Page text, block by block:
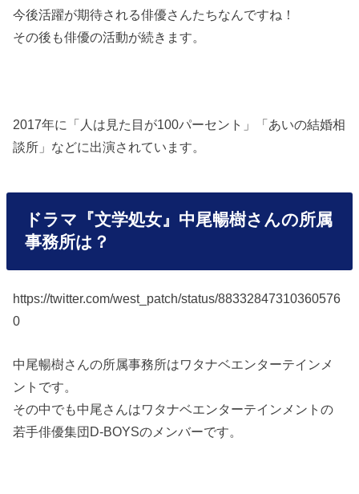
今後活躍が期待される俳優さんたちなんですね！
その後も俳優の活動が続きます。
2017年に「人は見た目が100パーセント」「あいの結婚相
談所」などに出演されています。
ドラマ『文学処女』中尾暢樹さんの所属
事務所は？
https://twitter.com/west_patch/status/88332847310360576
0
中尾暢樹さんの所属事務所はワタナベエンターテインメ
ントです。
その中でも中尾さんはワタナベエンターテインメントの
若手俳優集団D-BOYSのメンバーです。